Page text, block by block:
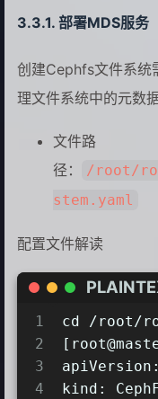
25
27
29
部署MDS服务
创建Cephfs文件系统
理文件系统中的元数据
文件路
径：
/root/
stem.yaml
配置文件解读
1
2
3
4
cd /root/
kind: